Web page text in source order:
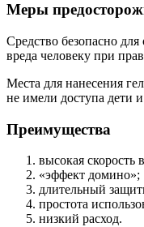
Меры
Средство безопасно
вреда человеку при
Места для нанесения
не имели доступа дети
Преимущества
высокая скорость
«эффект домино»;
длительный
простота
низкий расход.